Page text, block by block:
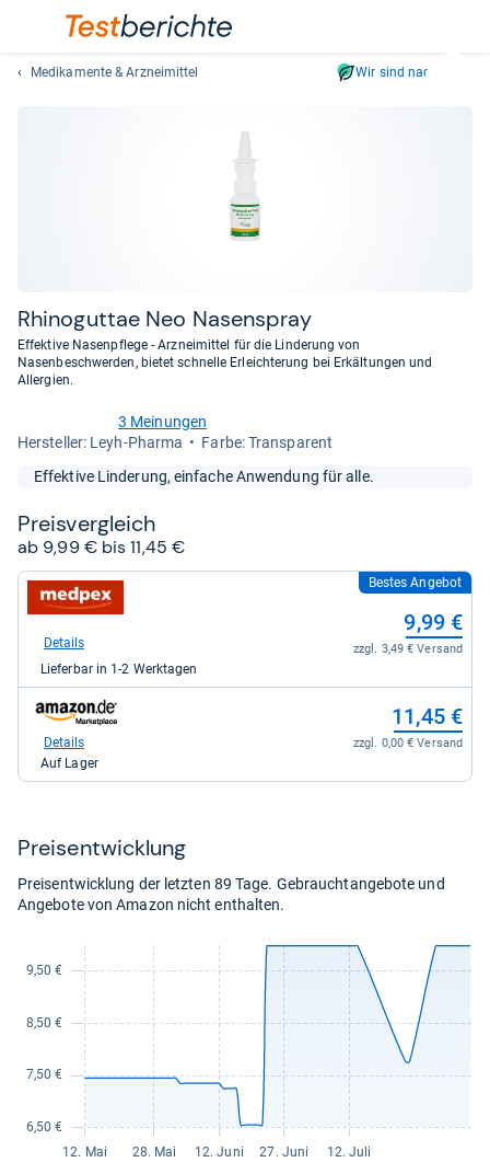
lassen
Medikamente & Arzneimittel Wir sind nachhaltig
Rhi­no­gut­tae Neo Nasen­spray
Effektive Nasenpflege - Arzneimittel für die Linderung von
Nasenbeschwerden, bietet schnelle Erleichterung bei Erkältungen und
Allergien.
von
3 Meinungen
Her­stel­ler: Leyh-Pharma
Farbe: Transparent
Effektive Linderung, einfache Anwendung für alle.
Preis­ver­gleich
ab 9,99 € bis 11,45 €
zum
Shop:
medpex
9,99
kaufen.
Bestes Angebot
9,99 €
zzgl. 3,49 € Versand
Details
Lieferbar in 1-2 Werktagen
zum
Shop:
Amazon.de
11,45 €
zzgl. 0,00 € Versand
Details
Auf Lager
Preis­ent­wick­lung
Preisentwicklung der letzten 89 Tage. Gebrauchtangebote und
Angebote von Amazon nicht enthalten.